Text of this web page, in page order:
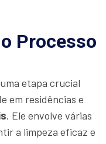
Processo
etapa crucial
em residências e
. Ele envolve várias
a limpeza eficaz e